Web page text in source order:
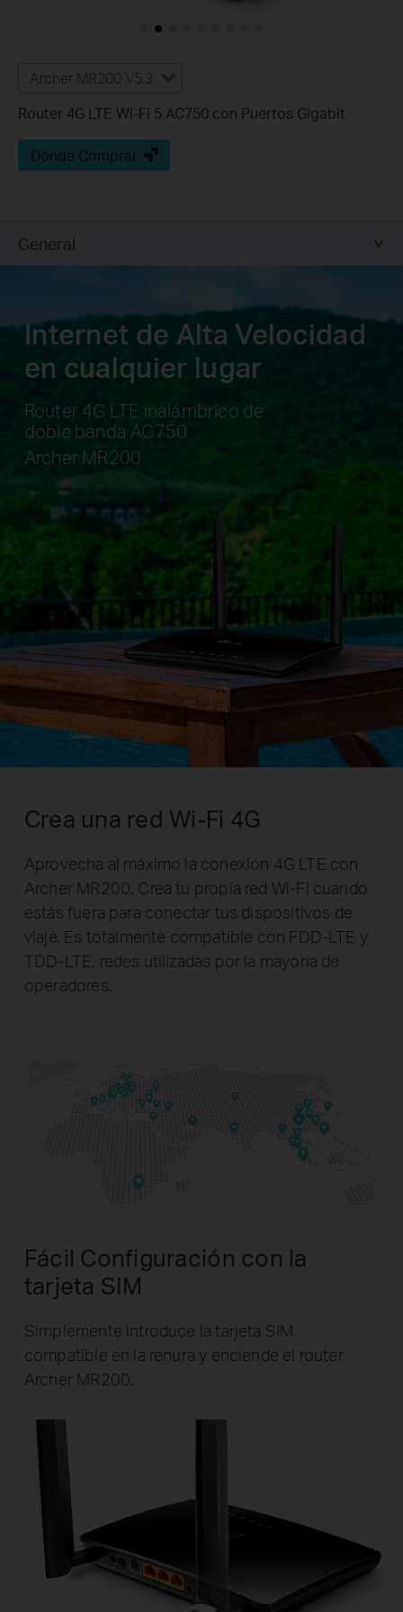
Archer MR200 V5.3
Router 4G LTE Wi-Fi 5 AC750 con Puertos Gigabit
Dónde Comprar
General
Internet de Alta Velocidad
en cualquier lugar
Router 4G LTE inalámbrico de
doble banda AC750
Archer MR200
Crea una red Wi-Fi 4G
Aprovecha al máximo la conexión 4G LTE con
Archer MR200. Crea tu propia red Wi-Fi cuando
estás fuera para conectar tus dispositivos de
viaje. Es totalmente compatible con FDD-LTE y
TDD-LTE, redes utilizadas por la mayoría de
operadores.
Fácil Configuración con la
tarjeta SIM
Simplemente introduce la tarjeta SIM
compatible en la renura y enciende el router
Archer MR200.